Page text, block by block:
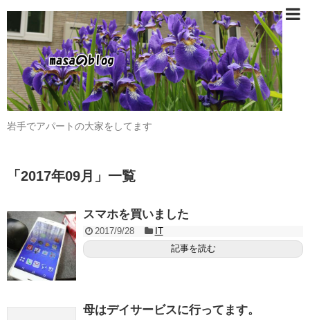
岩手でアパートの大家をしてます
「2017年09月 」 一覧
スマホを買いました
2017/9/28
IT
記事を読む
母はデイサービスに行ってます。